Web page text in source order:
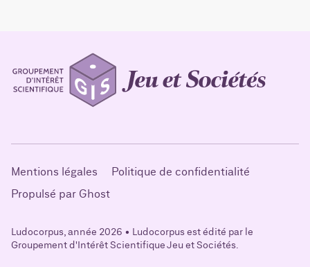
Mentions légales
Politique de confidentialité
Propulsé par Ghost
Ludocorpus, année 2026 • Ludocorpus est édité par le
Groupement d'Intérêt Scientifique Jeu et Sociétés.